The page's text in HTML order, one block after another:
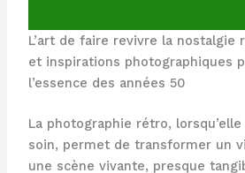
L’art de faire revivre la nostalgie
et inspirations photographiques
l’essence des années 50
La photographie rétro,
soin, permet de transformer un
une scène vivante, presque